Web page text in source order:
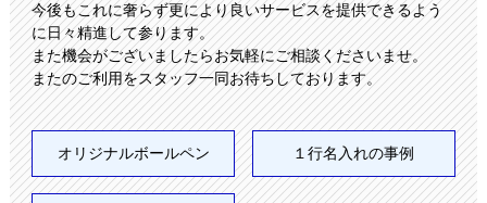
今後もこれに奢らず更により良いサービスを提供できるよう
に日々精進して参ります。
また機会がございましたらお気軽にご相談くださいませ。
またのご利用をスタッフ一同お待ちしております。
オリジナルボールペン １行名入れの事例